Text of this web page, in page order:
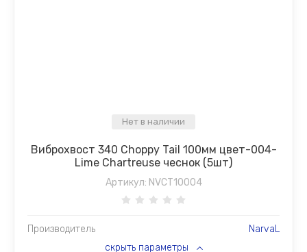
Нет в наличии
Виброхвост 340 Choppy Tail 100мм цвет-004-
Lime Chartreuse чеснок (5шт)
Артикул: NVCT10004
Производитель
NarvaL
скрыть параметры